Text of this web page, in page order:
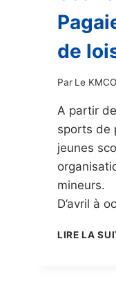
de
Par Le KMCO
A partir
sports de
jeunes
mineurs.
D’avril à
LIRE LA